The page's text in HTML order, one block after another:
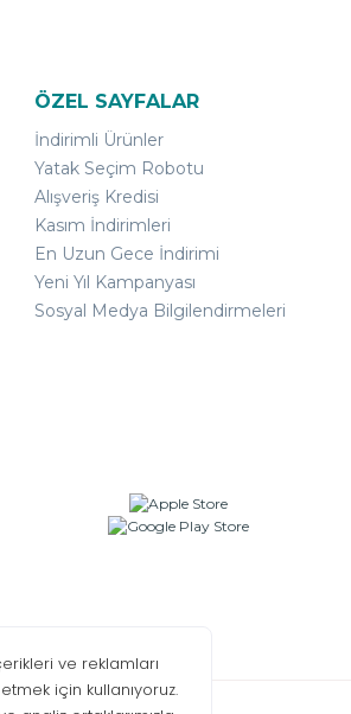
ÖZEL SAYFALAR
İndirimli Ürünler
Yatak Seçim Robotu
Alışveriş Kredisi
Kasım İndirimleri
En Uzun Gece İndirimi
Yeni Yıl Kampanyası
Sosyal Medya Bilgilendirmeleri